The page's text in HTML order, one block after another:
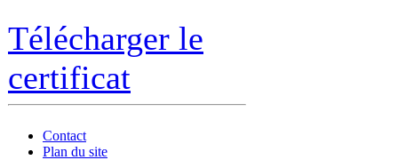
Télécharger le
certificat
Contact
Plan du site